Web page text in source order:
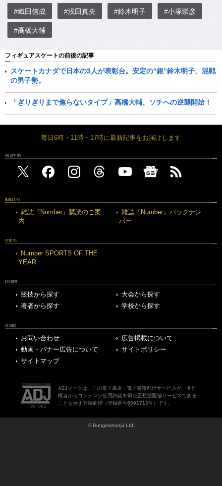
#織田信成 #浅田真央 #鈴木明子 #小塚崇彦
#高橋大輔
フィギュアスケートの前後の記事
スケートカナダで日本の3人が表彰台。安定の“銀”鈴木明子、混戦
の男子勢。
「ぎりぎりまで焦らないタイプ」高橋大輔、ソチへの逆襲開始！
毎日6時・11時・17時に最新記事をお届けします
FOLLOW US
MAGAZINE
雑誌『Number』購読のご案
内
雑誌『Number』バックナン
バー
SPECIAL
Number SPORTS OF THE
YEAR
ARCHIVE
競技から探す
大会から探す
著者から探す
学校から探す
OTHERS
お問い合わせ
広告掲載について
動画・バナー広告について
サイトポリシー
サイトマップ
ABJマークは、この電子書店・電子書籍配信サービスが、著作
権者からコンテンツ使用許諾を得た正規版配信サービスである
ことを示す登録商標（登録番号6091713号）です。
© Bungeishunju Ltd.